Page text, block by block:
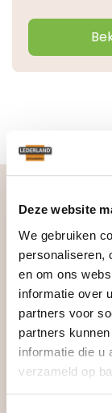
Deze website
We gebruiken
personaliseren,
en om ons
informatie over
partners voor
partners
informatie die u
verzameld op
Lederland,
De Lederland
modellen
in
eigentijds
Elke Lederland
grootste zorg op
Zo ontstaan al
jarenlang van